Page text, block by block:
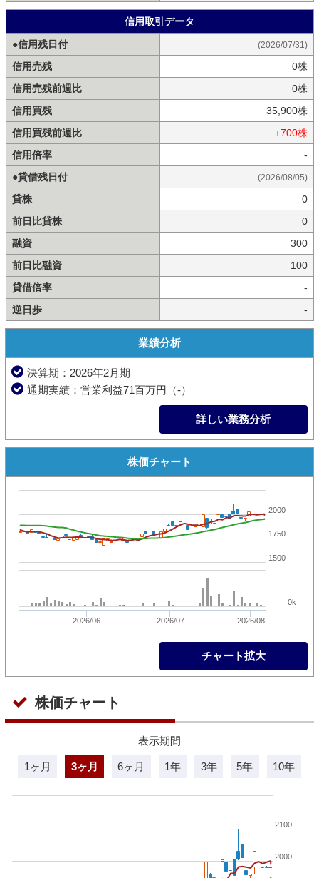
信用取引データ
●信用残日付
(2026/07/31)
信用売残
0株
信用売残前週比
0株
信用買残
35,900株
信用買残前週比
+700株
信用倍率
-
●貸借残日付
(2026/08/05)
貸株
0
前日比貸株
0
融資
300
前日比融資
100
貸借倍率
-
逆日歩
-
業績分析
決算期：2026年2月期
通期実績：営業利益71百万円（-）
詳しい業務分析
株価チャート
2026/06 2026/07 2026/08
1500
1750
2000
0k
チャート拡大
株価チャート
表示期間
1ヶ月 3ヶ月 6ヶ月 1年 3年 5年 10年
2000
2100